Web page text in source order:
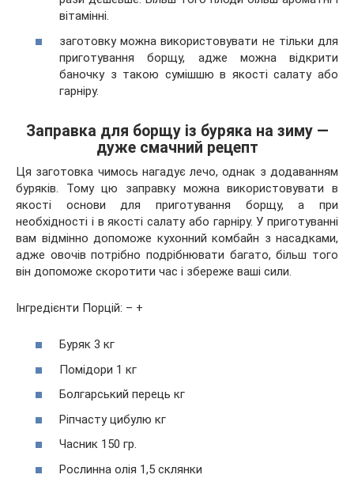
вітамінні.
заготовку можна використовувати не тільки для
приготування борщу, адже можна відкрити
баночку з такою сумішшю в якості салату або
гарніру.
Заправка для борщу із буряка на зиму —
дуже смачний рецепт
Ця заготовка чимось нагадує лечо, однак з додаванням
буряків. Тому цю заправку можна використовувати в
якості основи для приготування борщу, а при
необхідності і в якості салату або гарніру. У приготуванні
вам відмінно допоможе кухонний комбайн з насадками,
адже овочів потрібно подрібнювати багато, більш того
він допоможе скоротити час і збереже ваші сили.
Інгредієнти Порцій: – +
Буряк 3 кг
Помідори 1 кг
Болгарський перець кг
Ріпчасту цибулю кг
Часник 150 гр.
Рослинна олія 1,5 склянки